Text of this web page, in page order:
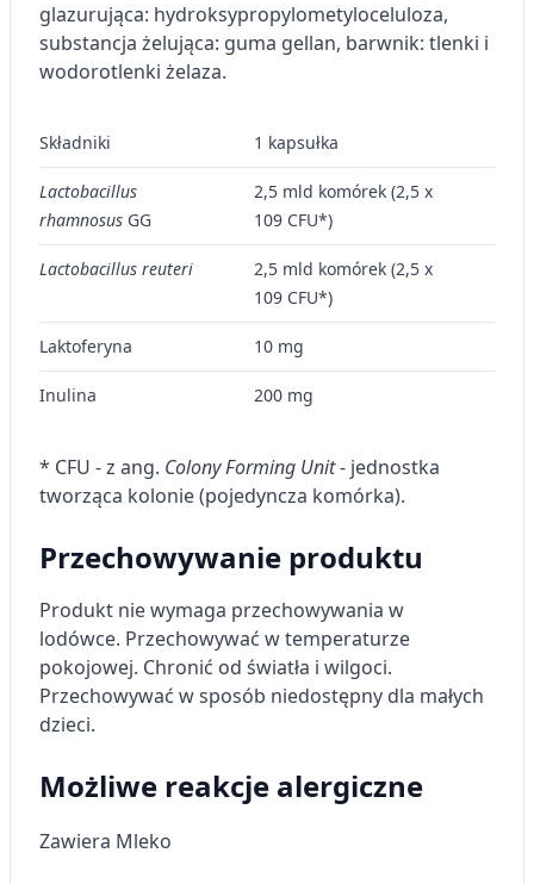
glazurująca: hydroksypropylometyloceluloza,
substancja żelująca: guma gellan, barwnik: tlenki i
wodorotlenki żelaza.
Składniki 1 kapsułka
Lactobacillus
rhamnosus GG
2,5 mld komórek (2,5 x
109 CFU*)
Lactobacillus reuteri
2,5 mld komórek (2,5 x
109 CFU*)
Laktoferyna 10 mg
Inulina 200 mg
* CFU - z ang. Colony Forming Unit- jednostka
tworząca kolonie (pojedyncza komórka).
Przechowywanie produktu
Produkt nie wymaga przechowywania w
lodówce. Przechowywać w temperaturze
pokojowej. Chronić od światła i wilgoci.
Przechowywać w sposób niedostępny dla małych
dzieci.
Możliwe reakcje alergiczne
Zawiera Mleko
Rozwój i ulepszanie usług
Wykorzystywanie ograniczonych danych do
Funkcje specjalne IAB:
Użycie dokładnych danych
geolokalizacyjnych
Identyfikowanie urządzeń na podstawie
aktywnie żądanych informacji
Niezbędne
Wydajność (Performance)